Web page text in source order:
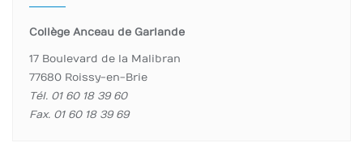
Collège Anceau de Garlande
17 Boulevard de la Malibran
77680 Roissy-en-Brie
Tél. 01 60 18 39 60
Fax. 01 60 18 39 69